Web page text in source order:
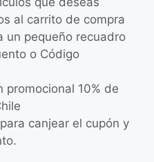
al carrito de compra
un pequeño recuadro
o Código
promocional 10% de
canjear el cupón y